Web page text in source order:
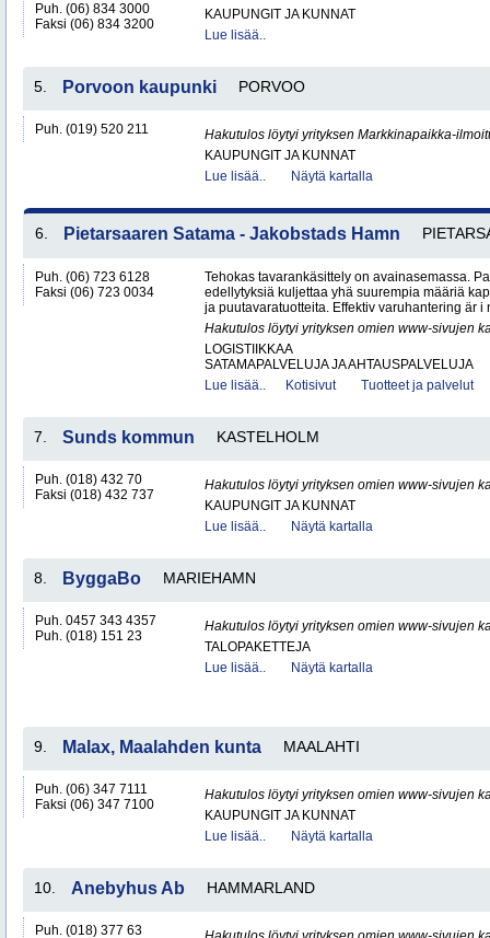
Puh. (06) 834 3000
Faksi (06) 834 3200
KAUPUNGIT JA KUNNAT
Lue lisää..
5. Porvoon kaupunki PORVOO
Puh. (019) 520 211
Hakutulos löytyi yrityksen Markkinapaikka-
KAUPUNGIT JA KUNNAT
Lue lisää..
Näytä kartalla
6. Pietarsaaren Satama - Jakobstads Hamn
Puh. (06) 723 6128
Faksi (06) 723 0034
Tehokas tavarankäsittely on avainasemassa.
edellytyksiä kuljettaa yhä suurempia määriä
ja puutavaratuotteita. Effektiv varuhantering är i
Hakutulos löytyi yrityksen omien www-sivujen
LOGISTIIKKAA
SATAMAPALVELUJA JA AHTAUSPALVELUJA
Lue lisää..
Kotisivut Tuotteet ja palvelut
7. Sunds kommun KASTELHOLM
Puh. (018) 432 70
Faksi (018) 432 737
Hakutulos löytyi yrityksen omien www-sivujen
KAUPUNGIT JA KUNNAT
Lue lisää..
Näytä kartalla
8. ByggaBo MARIEHAMN
Puh. 0457 343 4357
Puh. (018) 151 23
Hakutulos löytyi yrityksen omien www-sivujen
TALOPAKETTEJA
Lue lisää..
Näytä kartalla
9. Malax, Maalahden kunta MAALAHTI
Puh. (06) 347 7111
Faksi (06) 347 7100
Hakutulos löytyi yrityksen omien www-sivujen
KAUPUNGIT JA KUNNAT
Lue lisää..
Näytä kartalla
10. Anebyhus Ab HAMMARLAND
Puh. (018) 377 63